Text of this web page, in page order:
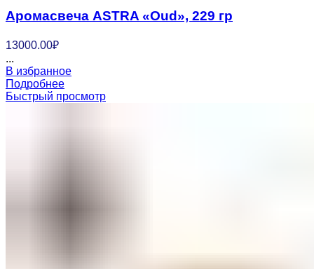
Аромасвеча ASTRA «Oud», 229 гр
13000.00₽
...
В избранное
Подробнее
Быстрый просмотр